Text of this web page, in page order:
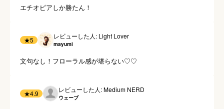
エチオピアしか勝たん！
★5 レビューした人: Light Lover
mayumi
文句なし！フローラル感が堪らない♡♡
★4.9 レビューした人: Medium NERD
ウェーブ